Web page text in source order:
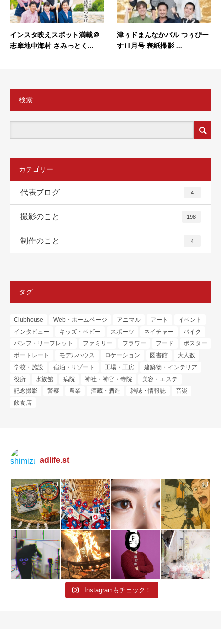
インスタ映えスポット満載＠
志摩地中海村 さみっとく...
津ぅドまんなかバル つぅぴー
す11月号 表紙撮影 ...
検索
カテゴリー
代表ブログ 4
撮影のこと 198
制作のこと 4
タグ
Clubhouse Web・ホームページ アニマル アート
イベント
インタビュー
キッズ・ベビー スポーツ ネイチャー
バイク
パンフ・リーフレット
ファミリー フラワー フード
ポスター
ポートレート
モデルハウス ロケーション 図書館
大人数
学校・施設
宿泊・リゾート 工場・工房
建築物・インテリア
役所
水族館 病院 神社・神宮・寺院
美容・エステ
記念撮影
警察 農業 酒蔵・酒造 雑誌・情報誌
音楽
飲食店
adlife.st
Instagramもチェック！